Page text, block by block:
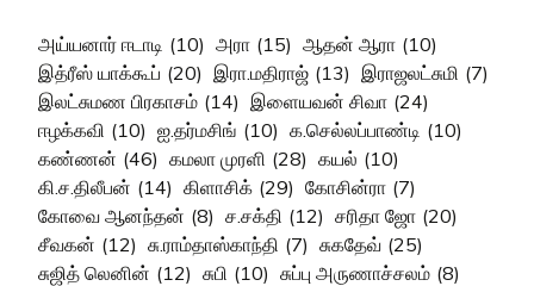
அய்யனார் ஈடாடி (10) அரா (15) ஆதன் ஆரா (10)
இத்ரீஸ் யாக்கூப் (20) இரா.மதிராஜ் (13) இராஜலட்சுமி (7)
இலட்சுமண பிரகாசம் (14) இளையவன் சிவா (24)
ஈழக்கவி (10) ஐ.தர்மசிங் (10) க.செல்லப்பாண்டி (10)
கண்ணன் (46) கமலா முரளி (28) கயல் (10)
கி.ச.திலீபன் (14) கிளாசிக் (29) கோசின்ரா (7)
கோவை ஆனந்தன் (8) ச.சக்தி (12) சரிதா ஜோ (20)
சீவகன் (12) சு.ராம்தாஸ்காந்தி (7) சுகதேவ் (25)
சுஜித் லெனின் (12) சுபி (10) சுப்பு அருணாச்சலம் (8)